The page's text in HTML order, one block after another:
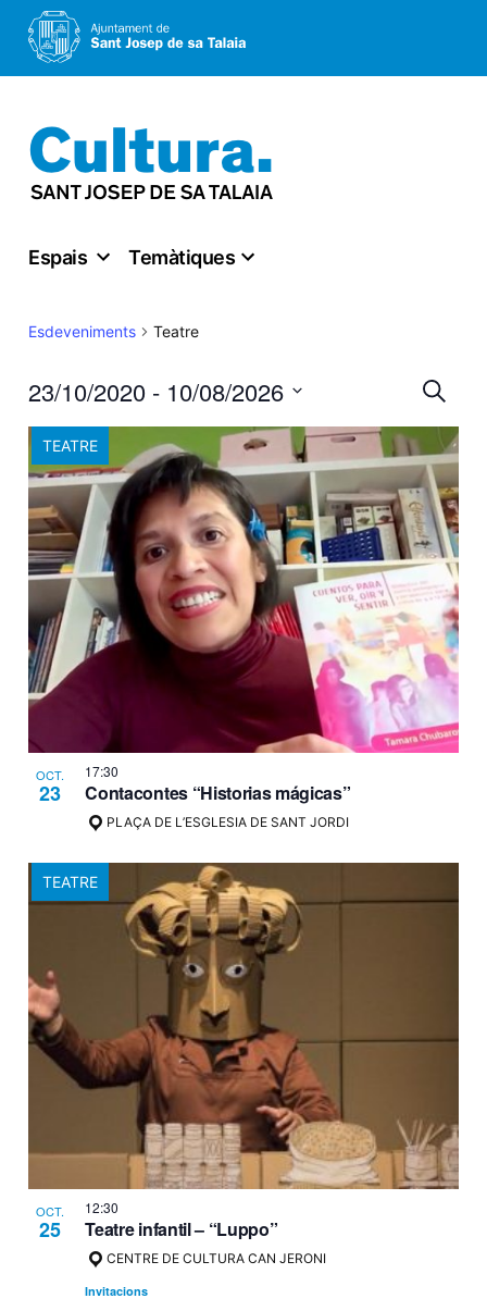
al
contingut
Espais Temàtiques
Esdeveniments Teatre
i
Cerca
23/10/2020 - 10/08/2026
Select
date.
TEATRE
OCT.
23
17:30
Contacontes “Historias mágicas”
PLAÇA DE L’ESGLESIA DE SANT JORDI
TEATRE
OCT.
25
12:30
Teatre infantil – “Luppo”
CENTRE DE CULTURA CAN JERONI
Invitacions